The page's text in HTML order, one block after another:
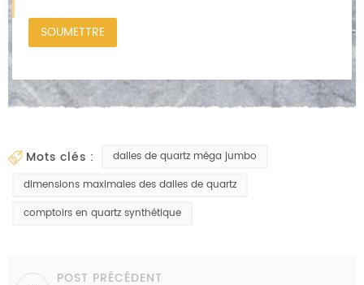
mots clés :
dalles de quartz méga jumbo
dimensions maximales des dalles de quartz
comptoirs en quartz synthétique
POST PRÉCÉDENT